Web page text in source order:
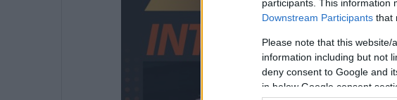
participants. This information
Downstream Participants that
Please note that this
information including but not
deny consent to Google and
in below Google consent